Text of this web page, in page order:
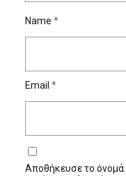
Name *
Email *
Αποθήκευσε το όνομά